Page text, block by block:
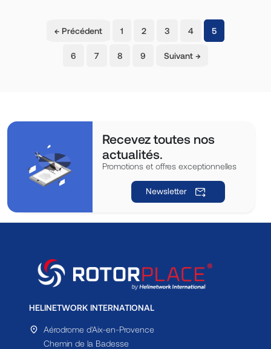
← Précédent 1 2 3 4 5(current)
6 7 8 9 Suivant →
Recevez toutes nos
actualités.
Promotions et offres exceptionnelles
Newsletter
HELINETWORK INTERNATIONAL
Aérodrome d'Aix-en-Provence
Chemin de la Badesse